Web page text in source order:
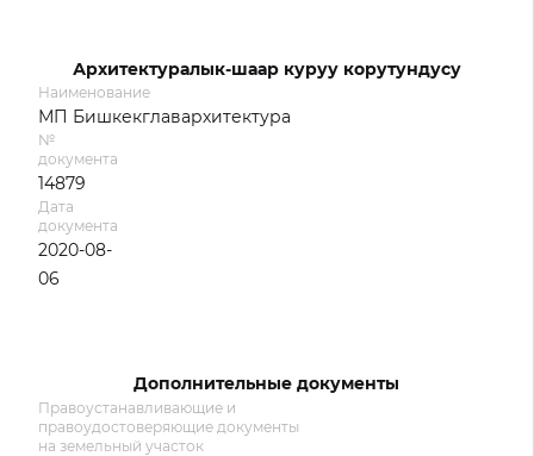
Архитектуралык-шаар куруу корутундусу
Наименование
МП Бишкекглавархитектура
№
документа
14879
Дата
документа
2020-08-
06
Дополнительные документы
Правоустанавливающие и
правоудостоверяющие документы
на земельный участок